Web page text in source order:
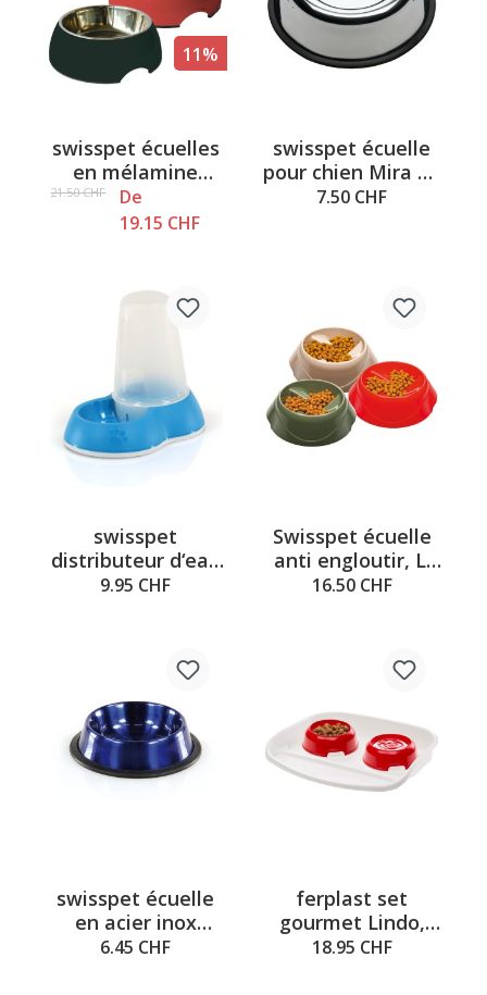
11%
swisspet écuelles
en mélamine
ronde, Taille L,
700ml
21.50 CHF
De
19.15 CHF
swisspet écuelle
pour chien Mira en
acier spécial, 0.25L
7.50 CHF
swisspet
distributeur d‘eau
en plastique
9.95 CHF
Swisspet écuelle
anti engloutir, L:
1.5l, 25.2x24x12cm
16.50 CHF
swisspet écuelle
en acier inox
Twillight, bleu
6.45 CHF
ferplast set
gourmet Lindo,
45x34x7cm
18.95 CHF